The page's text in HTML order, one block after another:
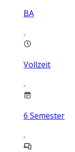
BA
Vollzeit
6 Semester